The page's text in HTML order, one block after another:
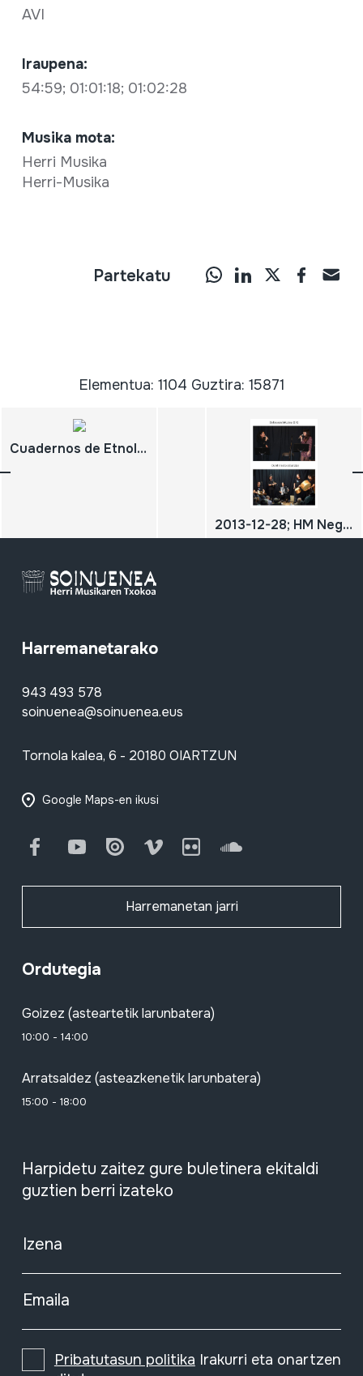
AVI
Iraupena:
54:59; 01:01:18; 01:02:28
Musika mota:
Herri Musika
Herri-Musika
Partekatu
Elementua: 1104 Guztira: 15871
Cuadernos de Etnología y Etnografía de Navarra; nº 92;
2013-12-28; HM Neguko kontzertua; Beltxaren bikotea; Os Miñotos; Os Minhotos; DIGITALA
Harremanetarako
943 493 578
soinuenea@soinuenea.eus
Tornola kalea, 6 - 20180 OIARTZUN
Google Maps-en ikusi
FacebookYoutube Issuu Vimeo Flickr SoundCloud
Harremanetan jarri
Ordutegia
Goizez (asteartetik larunbatera)
10:00 - 14:00
Arratsaldez (asteazkenetik larunbatera)
15:00 - 18:00
Harpidetu zaitez gure buletinera ekitaldi
guztien berri izateko
Izena
Emaila
Pribatutasun politika Irakurri eta onartzen